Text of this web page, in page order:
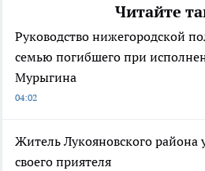
Читайте
Руководство нижегородской
семью погибшего при
Мурыгина
04:02
Житель Лукояновского района
своего приятеля